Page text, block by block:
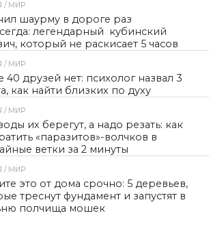
/ МИР
шаурму в дороге раз
легендарный кубинский
который не раскисает 5 часов
/ МИР
40 друзей нет: психолог назвал 3
как найти близких по духу
/ МИР
их берегут, а надо резать: как
«паразитов»-волчков в
ветки за 2 минуты
/ МИР
это от дома срочно: 5 деревьев,
треснут фундамент и запустят в
полчища мошек